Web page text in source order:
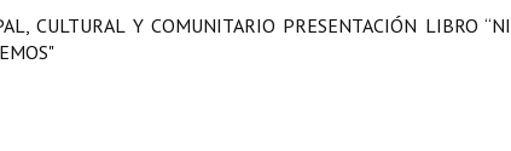
CULTURAL Y COMUNITARIO PRESENTACIÓN LIBRO “NI